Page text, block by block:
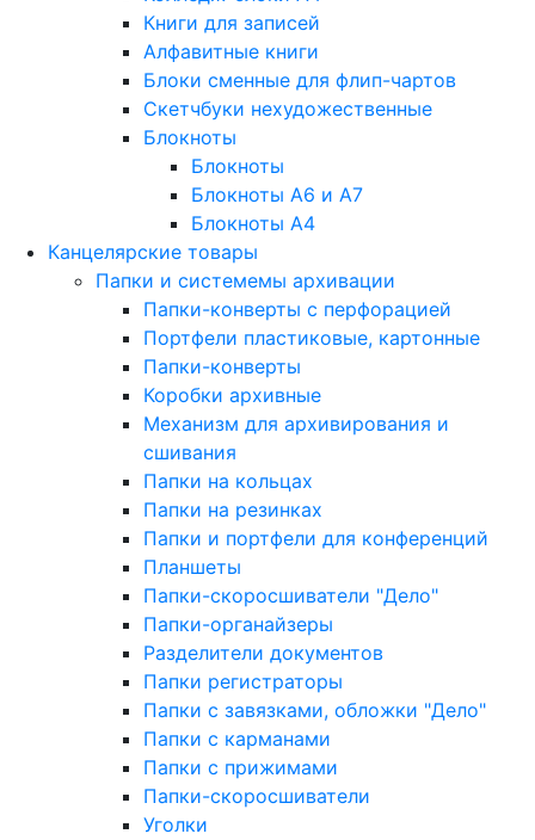
Книги для записей
Алфавитные книги
Блоки сменные для флип-чартов
Скетчбуки нехудожественные
Блокноты
Блокноты
Блокноты A6 и A7
Блокноты A4
Канцелярские товары
Папки и системемы архивации
Папки-конверты с перфорацией
Портфели пластиковые, картонные
Папки-конверты
Коробки архивные
Механизм для архивирования и
сшивания
Папки на кольцах
Папки на резинках
Папки и портфели для конференций
Планшеты
Папки-скоросшиватели "Дело"
Папки-органайзеры
Разделители документов
Папки регистраторы
Папки с завязками, обложки "Дело"
Папки с карманами
Папки с прижимами
Папки-скоросшиватели
Уголки